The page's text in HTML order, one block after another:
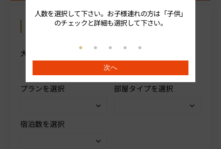
人数を選択して下さい。お子様連れの方は「子供」
のチェックと詳細も選択して下さい。
次へ
カレンダーから予約 操作方法を表示
大人人数を選択 子供
プランを選択 部屋タイプを選択
宿泊数を選択